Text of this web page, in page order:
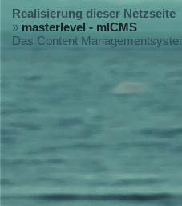
Realisierung dieser Netzseite
» masterlevel - mlCMS
Das Content